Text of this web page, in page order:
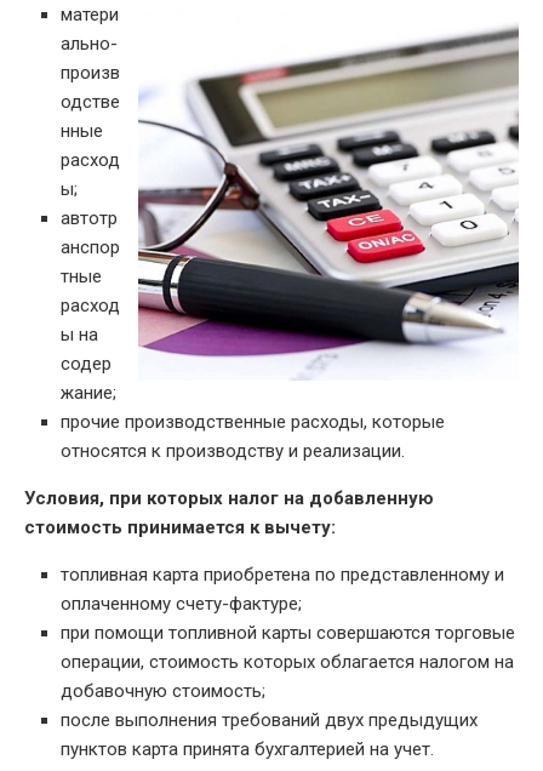
матери
ально-
произв
одстве
нные
расход
ы;
автотр
анспор
тные
расход
ы на
содер
жание;
прочие производственные расходы, которые
относятся к производству и реализации.
Условия, при которых налог на добавленную
стоимость принимается к вычету:
топливная карта приобретена по представленному и
оплаченному счету-фактуре;
при помощи топливной карты совершаются торговые
операции, стоимость которых облагается налогом на
добавочную стоимость;
после выполнения требований двух предыдущих
пунктов карта принята бухгалтерией на учет.